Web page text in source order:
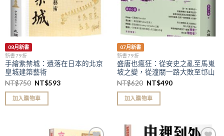
08月新書
新書79折
手繪紫禁城：遺落在日本的北京
皇城建築藝術
NT$750 NT$593
加入購物車
07月新書
新書79折
盛唐也瘋狂：從安史之亂至馬嵬
坡之變，從潼關一路大敗至邙山
之戰，一代繁華如何墜入亂世
NT$620 NT$490
加入購物車